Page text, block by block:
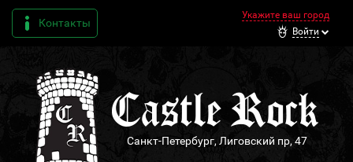
Контакты
Укажите ваш город
Войти
Санкт-Петербург, Лиговский пр, 47